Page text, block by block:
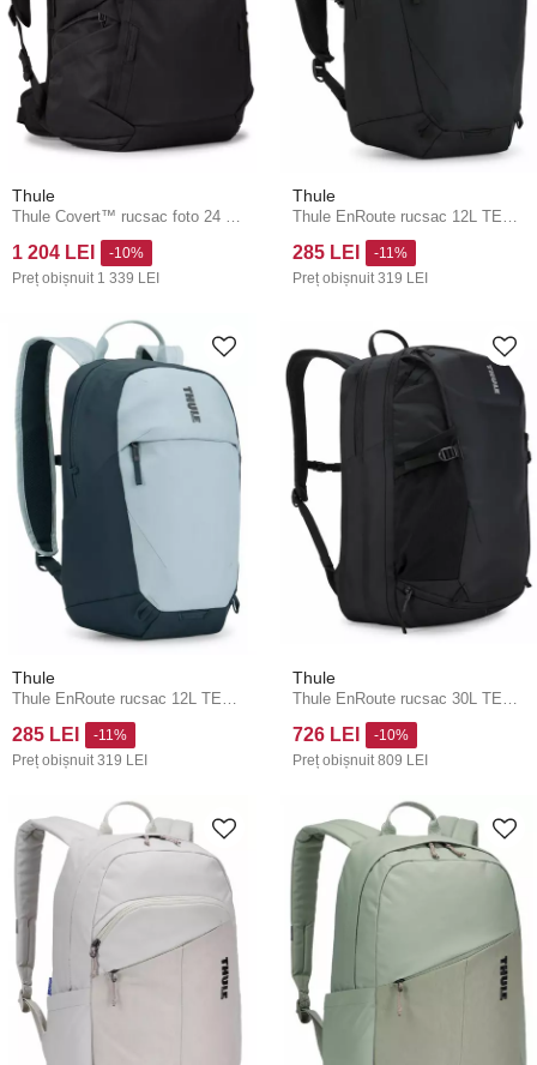
Thule
Thule Covert™ rucsac foto 24 L TCDK224 - negru
1 204 LEI
Preț obișnuit 1 339 LEI
-10%
Thule
Thule EnRoute rucsac 12L TEBP5112 - negru
285 LEI
Preț obișnuit 319 LEI
-11%
Thule
Thule EnRoute rucsac 12L TEBP5112 - Soft Blue/Darkest Blue
285 LEI
Preț obișnuit 319 LEI
-11%
Thule
Thule EnRoute rucsac 30L TEBP5416 - negru
726 LEI
Preț obișnuit 809 LEI
-10%